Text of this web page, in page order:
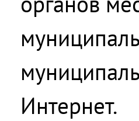
Интернет.